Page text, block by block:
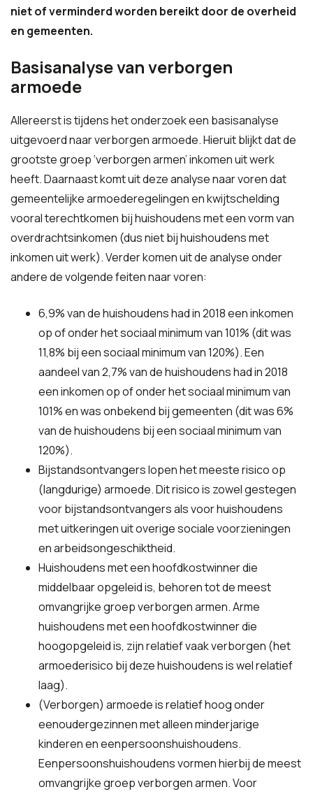
niet of verminderd worden bereikt door de overheid
en gemeenten.
Basisanalyse van verborgen
armoede
Allereerst is tijdens het onderzoek een basisanalyse
uitgevoerd naar verborgen armoede. Hieruit blijkt dat de
grootste groep ‘verborgen armen’ inkomen uit werk
heeft. Daarnaast komt uit deze analyse naar voren dat
gemeentelijke armoederegelingen en kwijtschelding
vooral terechtkomen bij huishoudens met een vorm van
overdrachtsinkomen (dus niet bij huishoudens met
inkomen uit werk). Verder komen uit de analyse onder
andere de volgende feiten naar voren:
6,9% van de huishoudens had in 2018 een inkomen
op of onder het sociaal minimum van 101% (dit was
11,8% bij een sociaal minimum van 120%). Een
aandeel van 2,7% van de huishoudens had in 2018
een inkomen op of onder het sociaal minimum van
101% en was onbekend bij gemeenten (dit was 6%
van de huishoudens bij een sociaal minimum van
120%).
Bijstandsontvangers lopen het meeste risico op
(langdurige) armoede. Dit risico is zowel gestegen
voor bijstandsontvangers als voor huishoudens
met uitkeringen uit overige sociale voorzieningen
en arbeidsongeschiktheid.
Huishoudens met een hoofdkostwinner die
middelbaar opgeleid is, behoren tot de meest
omvangrijke groep verborgen armen. Arme
huishoudens met een hoofdkostwinner die
hoogopgeleid is, zijn relatief vaak verborgen (het
armoederisico bij deze huishoudens is wel relatief
laag).
(Verborgen) armoede is relatief hoog onder
eenoudergezinnen met alleen minderjarige
kinderen en eenpersoonshuishoudens.
Eenpersoonshuishoudens vormen hierbij de meest
omvangrijke groep verborgen armen. Voor